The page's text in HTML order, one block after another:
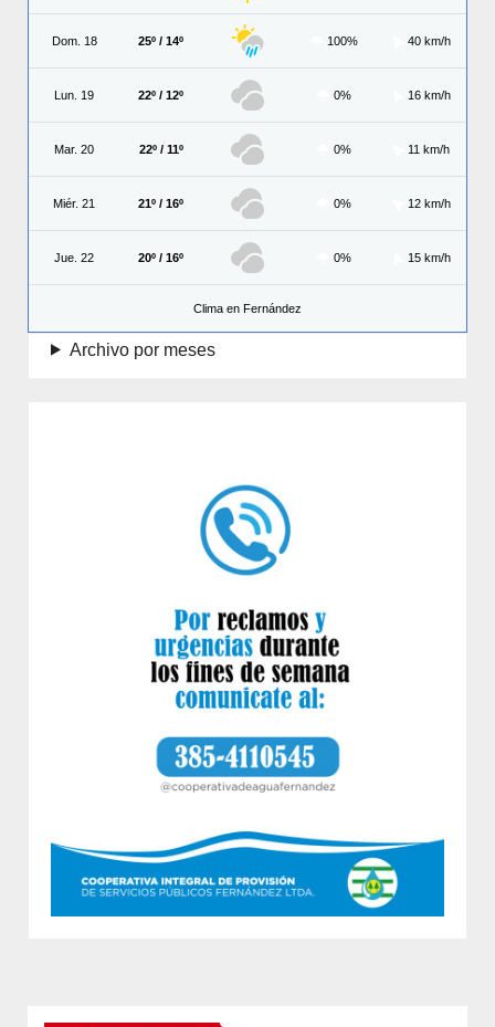
Dom. 18 25º / 14º 100% 40 km/h
Lun. 19 22º / 12º 0% 16 km/h
Mar. 20 22º / 11º 0% 11 km/h
Miér. 21 21º / 16º 0% 12 km/h
Jue. 22 20º / 16º 0% 15 km/h
Clima en Fernández
Archivo por meses